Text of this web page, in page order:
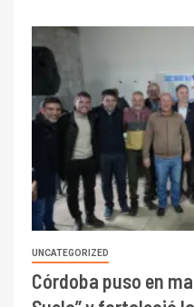
UNCATEGORIZED
Córdoba puso en